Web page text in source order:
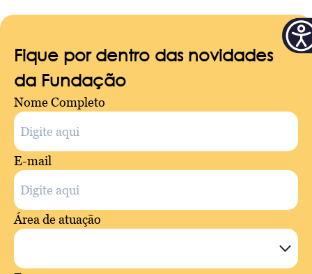
Fique por dentro das novidades
da Fundação
Nome Completo
E-mail
Área de atuação